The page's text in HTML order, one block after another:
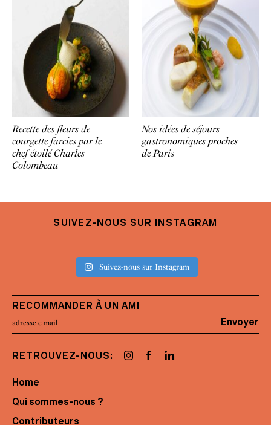
Recette des fleurs de
courgette farcies par le
chef étoilé Charles
Colombeau
Nos idées de séjours
gastronomiques proches
de Paris
SUIVEZ-NOUS SUR INSTAGRAM
Suivez-nous sur Instagram
RECOMMANDER À UN AMI
Envoyer
RETROUVEZ-NOUS:
Home
Qui sommes-nous ?
Contributeurs